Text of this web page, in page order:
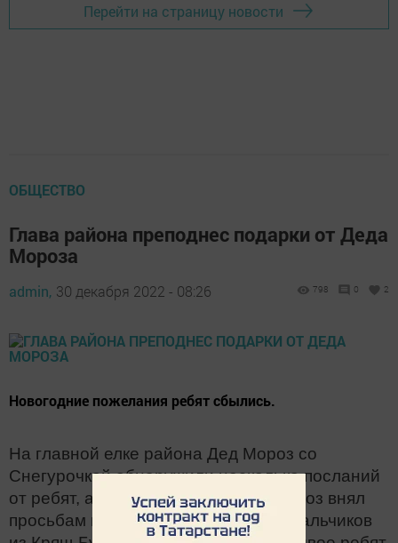
Перейти на страницу новости
ОБЩЕСТВО
Глава района преподнес подарки от Деда
Мороза
admin, 30 декабря 2022 - 08:26 798 0 2
Новогодние пожелания ребят сбылись.
На главной елке района Дед Мороз со
Снегурочкой обнаружили несколько посланий
от ребят, адресованных им. Дед Мороз внял
просьбам мальчишек. Так, один из мальчиков